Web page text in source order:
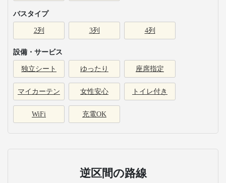
バスタイプ
2列 3列 4列
設備・サービス
独立シート ゆったり 座席指定
マイカーテン 女性安心 トイレ付き
WiFi 充電OK
逆区間の路線